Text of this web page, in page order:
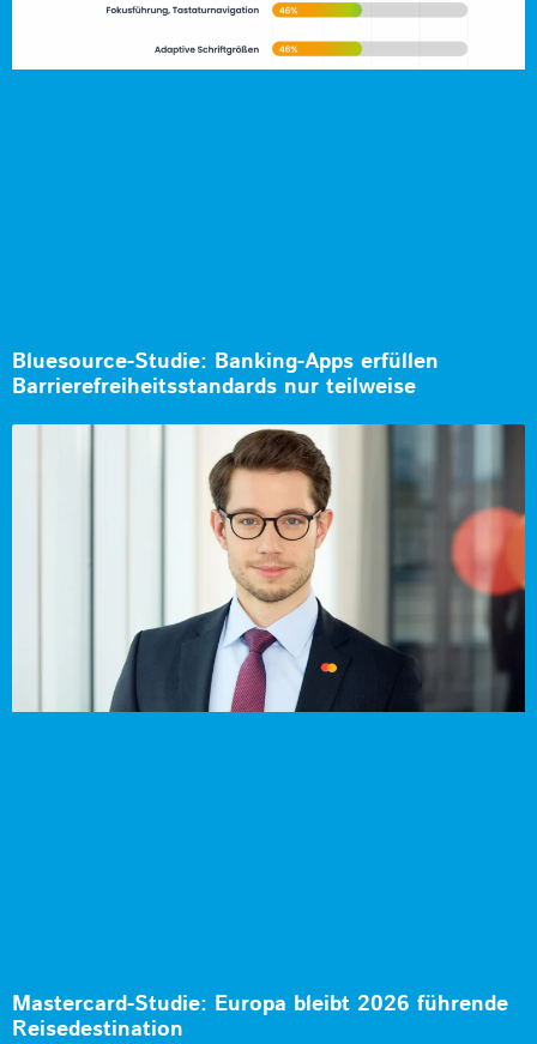
Bluesource-Studie: Banking-Apps erfüllen
Barrierefreiheitsstandards nur teilweise
Mastercard-Studie: Europa bleibt 2026 führende
Reisedestination